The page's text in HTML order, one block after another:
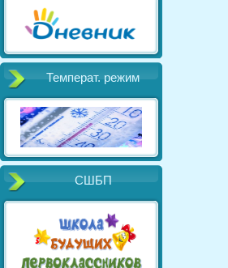
Температ. режим
СШБП